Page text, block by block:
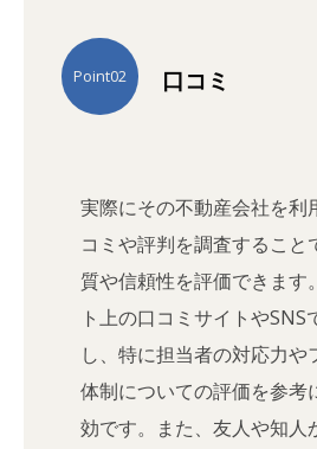
口コミ
Point02
実際にその不動産会社を利
コミや評判を調査すること
質や信頼性を評価できます
ト上の口コミサイトやSNS
し、特に担当者の対応力や
体制についての評価を参考
効です。また、友人や知人